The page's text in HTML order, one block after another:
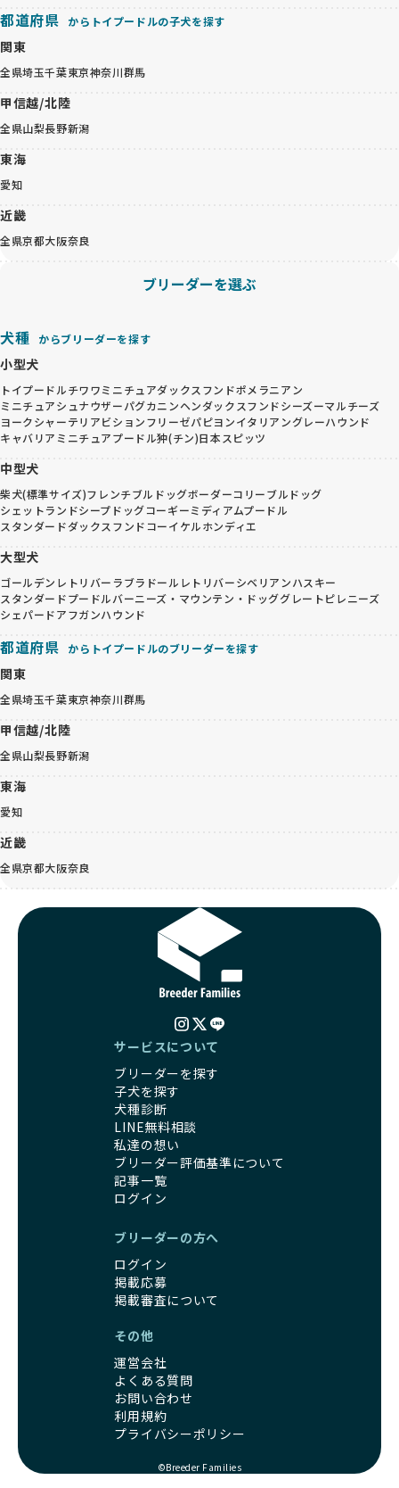
都道府県 からトイプードルの子犬を探す
関東
全県埼玉千葉東京神奈川群馬
甲信越/北陸
全県山梨長野新潟
東海
愛知
近畿
全県京都大阪奈良
ブリーダーを選ぶ
犬種 からブリーダーを探す
小型犬
トイプードルチワワミニチュアダックスフンドポメラニアン
ミニチュアシュナウザーパグカニンヘンダックスフンドシーズーマルチーズ
ヨークシャーテリアビションフリーゼパピヨンイタリアングレーハウンド
キャバリア ミニチュアプードル狆(チン)日本スピッツ
中型犬
柴犬(標準サイズ)フレンチブルドッグボーダーコリーブルドッグ
シェットランドシープドッグコーギーミディアムプードル
スタンダードダックスフンドコーイケルホンディエ
大型犬
ゴールデンレトリバー ラブラドールレトリバーシベリアンハスキー
スタンダードプードルバーニーズ・マウンテン・ドッググレートピレニーズ
シェパードアフガンハウンド
都道府県 からトイプードルのブリーダーを探す
関東
全県埼玉千葉東京神奈川群馬
甲信越/北陸
全県山梨長野新潟
東海
愛知
近畿
全県京都大阪奈良
サービスについて
ブリーダーを探す
子犬を探す
犬種診断
LINE無料相談
私達の想い
ブリーダー評価基準について
記事一覧
ログイン
ブリーダーの方へ
ログイン
掲載応募
掲載審査について
その他
運営会社
よくある質問
お問い合わせ
利用規約
プライバシーポリシー
©Breeder Families